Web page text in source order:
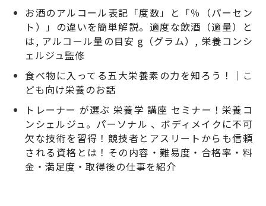
お酒のアルコール表記「度数」と「％（パーセン
ト）」の違いを簡単解説。適度な飲酒（適量）と
は, アルコール量の目安 g（グラム）, 栄養コンシ
ェルジュ監修
食べ物に入ってる五大栄養素の力を知ろう！｜こ
ども向け栄養のお話
トレーナー が選ぶ 栄養学 講座 セミナー！栄養コ
ンシェルジュ。パーソナル 、ボディメイクに不可
欠な技術を習得！競技者とアスリートからも信頼
される資格とは！その内容・難易度・合格率・料
金・満足度・取得後の仕事を紹介